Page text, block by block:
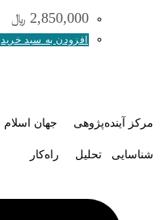
2,850,000 ﷼
افزودن به سبد خرید
مرکز آینده‌پژوهی جهان اسلام
شناسایی تحلیل راه‌کار